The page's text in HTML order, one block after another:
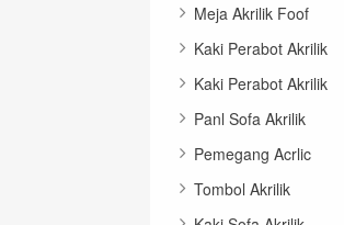
Meja Akrilik Foof
Kaki Perabot Akrilik
Kaki Perabot Akrilik
Panl Sofa Akrilik
Pemegang Acrlic
Tombol Akrilik